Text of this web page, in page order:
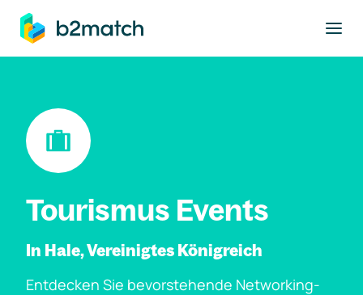
springen
Tourismus Events
In Hale, Vereinigtes Königreich
Entdecken Sie bevorstehende Networking-